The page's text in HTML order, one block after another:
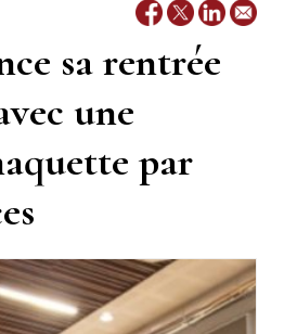
sa rentrée
une
par